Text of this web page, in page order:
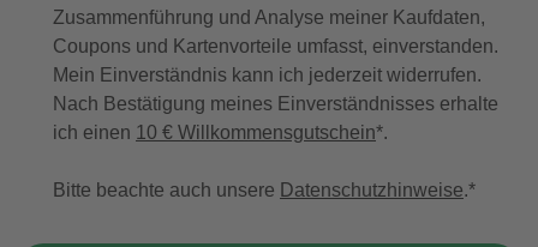
Zusammenführung und Analyse meiner Kaufdaten,
Coupons und Kartenvorteile umfasst, einverstanden.
Mein Einverständnis kann ich jederzeit widerrufen.
Nach Bestätigung meines Einverständnisses erhalte
ich einen 10 € Willkommensgutschein*.
Bitte beachte auch unsere Datenschutzhinweise.